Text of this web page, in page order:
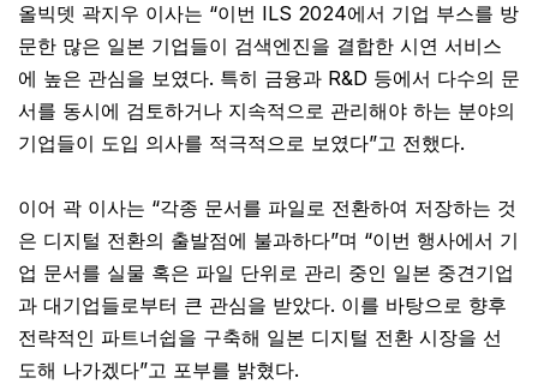
올빅뎃 곽지우 이사는 “이번 ILS 2024에서 기업 부스를 방
문한 많은 일본 기업들이 검색엔진을 결합한 시연 서비스
에 높은 관심을 보였다. 특히 금융과 R&D 등에서 다수의 문
서를 동시에 검토하거나 지속적으로 관리해야 하는 분야의
기업들이 도입 의사를 적극적으로 보였다”고 전했다.
이어 곽 이사는 “각종 문서를 파일로 전환하여 저장하는 것
은 디지털 전환의 출발점에 불과하다”며 “이번 행사에서 기
업 문서를 실물 혹은 파일 단위로 관리 중인 일본 중견기업
과 대기업들로부터 큰 관심을 받았다. 이를 바탕으로 향후
전략적인 파트너쉽을 구축해 일본 디지털 전환 시장을 선
도해 나가겠다”고 포부를 밝혔다.